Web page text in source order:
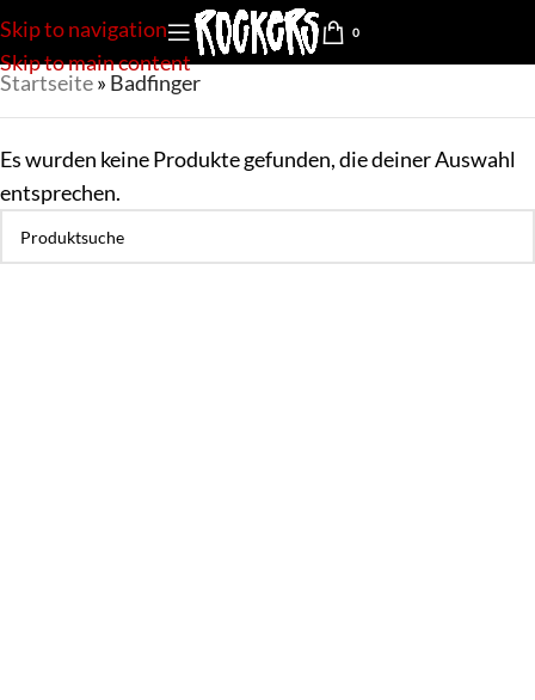
Skip to navigation
Skip to main content
0
Startseite» Badfinger
Es wurden keine Produkte gefunden, die deiner Auswahl
entsprechen.